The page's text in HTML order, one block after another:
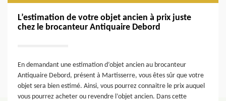
L’estimation de votre objet ancien à prix juste
chez le brocanteur Antiquaire Debord
En demandant une estimation d’objet ancien au brocanteur
Antiquaire Debord, présent à Martisserre, vous êtes sûr que votre
objet sera bien estimé. Ainsi, vous pourrez connaitre le prix auquel
vous pourrez acheter ou revendre l’objet ancien. Dans cette